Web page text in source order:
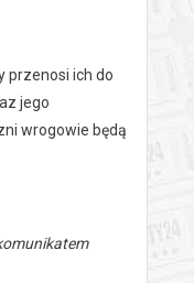
przenosi ich do
jego
wrogowie będą